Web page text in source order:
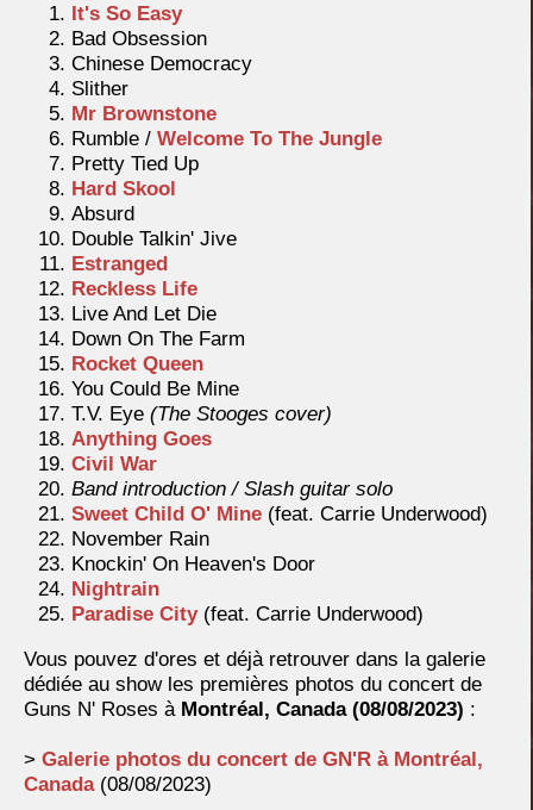
It's So Easy
Bad Obsession
Chinese Democracy
Slither
Mr Brownstone
Rumble / Welcome To The Jungle
Pretty Tied Up
Hard Skool
Absurd
Double Talkin' Jive
Estranged
Reckless Life
Live And Let Die
Down On The Farm
Rocket Queen
You Could Be Mine
T.V. Eye (The Stooges cover)
Anything Goes
Civil War
Band introduction / Slash guitar solo
Sweet Child O' Mine (feat. Carrie Underwood)
November Rain
Knockin' On Heaven's Door
Nightrain
Paradise City(feat. Carrie Underwood)
Vous pouvez d'ores et déjà retrouver dans la galerie
dédiée au show les premières photos du concert de
Guns N' Roses à Montréal, Canada (08/08/2023) :
> Galerie photos du concert de GN'R à Montréal,
Canada(08/08/2023)